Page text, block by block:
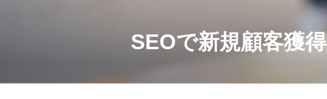
SEOで新規顧客獲得